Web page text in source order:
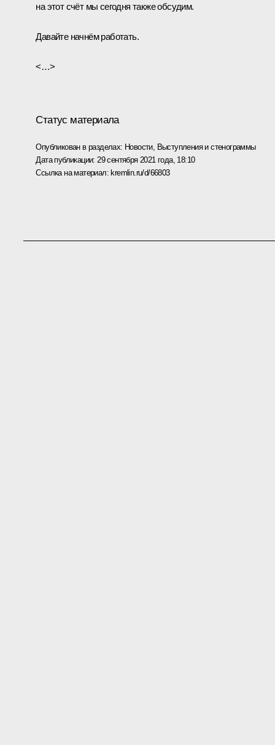
на этот счёт мы сегодня также обсудим.
Давайте начнём работать.
<…>
Статус материала
Опубликован в разделах: Новости, Выступления и стенограммы
Дата публикации: 29 сентября 2021 года, 18:10
Ссылка на материал: kremlin.ru/d/66803